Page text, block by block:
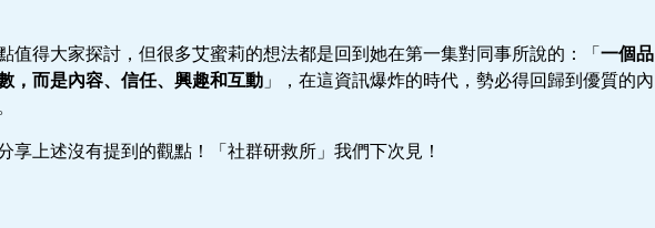
值得大家探討，但很多艾蜜莉的想法都是回到她在第一集對同事所說的：「 一個品
，而是內容、信任、興趣和互動 」，在這資訊爆炸的時代，勢必得回歸到優質的內
享上述沒有提到的觀點！「社群研救所」我們下次見！